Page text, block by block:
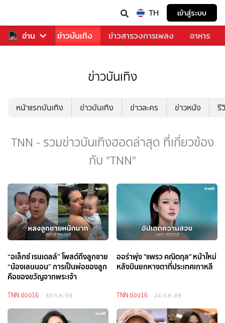
TH เข้าสู่ระบบ
อ่าน
ฬา ข่าว ข่าวบันเทิง ข่าวสารวงการเพลง อาหาร
ข่าวบันเทิง
หน้าแรกบันเทิง ข่าวบันเทิง ข่าวละคร ข่าวหนัง รี
TNN - รวมข่าวบันเทิงฮอตล่าสุด ที่เกี่ยวข้อง
กับ "TNN"
“อเล็กซ์ เรนเดลล์” โพสต์ถึงลูกชาย
“น้องเลนนอน” การเป็นพ่อของลูก
คือของขวัญจากพระเจ้า
TNN ช่อง16 30 ก.ค. 69
ออร่าพุ่ง "แพรว คณิตกุล" หน้าใหม่
หลังบินยกหางตาที่ประเทศเกาหลี
TNN ช่อง16 24 ก.ค. 69